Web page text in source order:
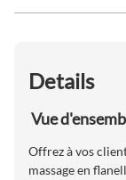
Details
Vue
Offrez à vos
massage en